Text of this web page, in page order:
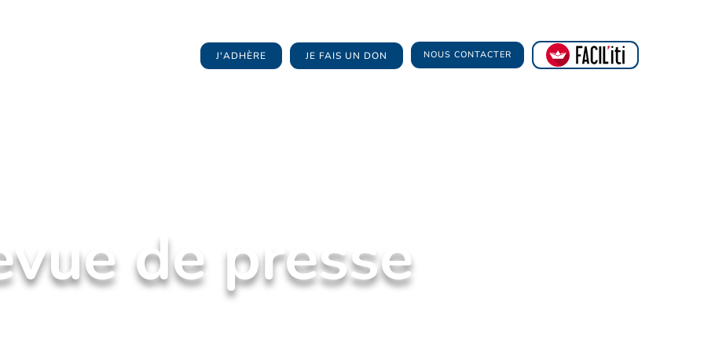
J'ADHÈRE JE FAIS UN DON NOUS CONTACTER
de presse